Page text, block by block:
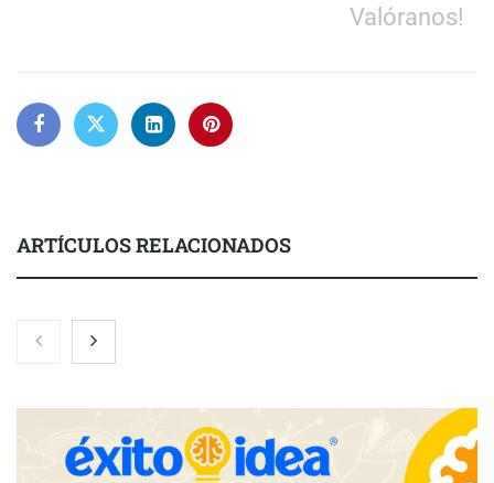
Valóranos!
ARTÍCULOS RELACIONADOS